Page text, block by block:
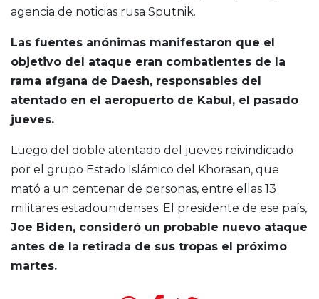
agencia de noticias rusa Sputnik.
Las fuentes anónimas manifestaron que el
objetivo del ataque eran combatientes de la
rama afgana de Daesh, responsables del
atentado en el aeropuerto de Kabul, el pasado
jueves.
Luego del doble atentado del jueves reivindicado
por el grupo Estado Islámico del Khorasan, que
mató a un centenar de personas, entre ellas 13
militares estadounidenses. El presidente de ese país,
Joe Biden, consideró un probable nuevo ataque
antes de la retirada de sus tropas el próximo
martes.